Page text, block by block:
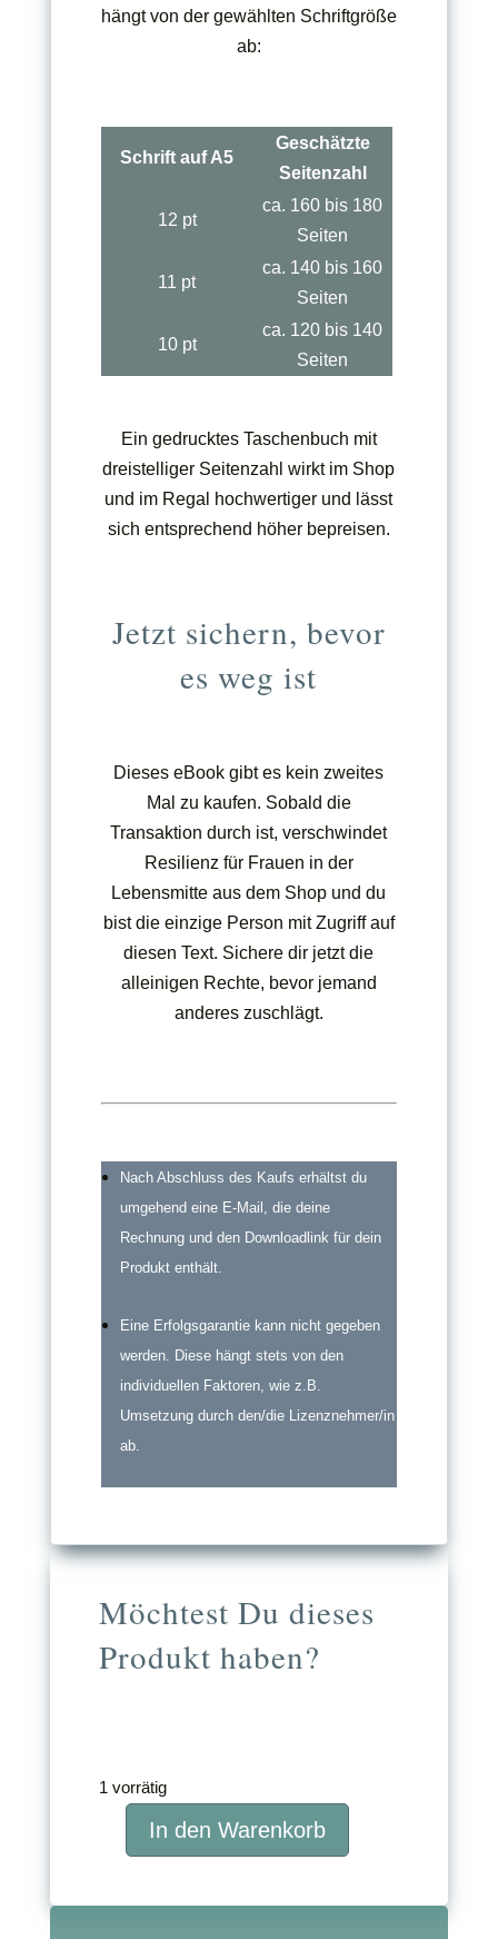
hängt von der gewählten Schriftgröße
ab:
Schrift auf A5
Geschätzte
Seitenzahl
12 pt
ca. 160 bis 180
Seiten
11 pt
ca. 140 bis 160
Seiten
10 pt
ca. 120 bis 140
Seiten
Ein gedrucktes Taschenbuch mit
dreistelliger Seitenzahl wirkt im Shop
und im Regal hochwertiger und lässt
sich entsprechend höher bepreisen.
Jetzt sichern, bevor
es weg ist
Dieses eBook gibt es kein zweites
Mal zu kaufen. Sobald die
Transaktion durch ist, verschwindet
Resilienz für Frauen in der
Lebensmitte aus dem Shop und du
bist die einzige Person mit Zugriff auf
diesen Text. Sichere dir jetzt die
alleinigen Rechte, bevor jemand
anderes zuschlägt.
Nach Abschluss des Kaufs erhältst du
umgehend eine E-Mail, die deine
Rechnung und den Downloadlink für dein
Produkt enthält.
Eine Erfolgsgarantie kann nicht gegeben
werden. Diese hängt stets von den
individuellen Faktoren, wie z.B.
Umsetzung durch den/die Lizenznehmer/in
ab.
Möchtest Du dieses
Produkt haben?
1 vorrätig
Resilienz
Frauen
In den Warenkorb